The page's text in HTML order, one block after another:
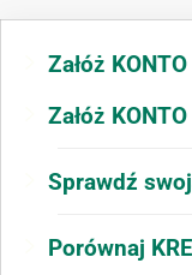
Załóż
Załóż
Sprawdź
Porównaj